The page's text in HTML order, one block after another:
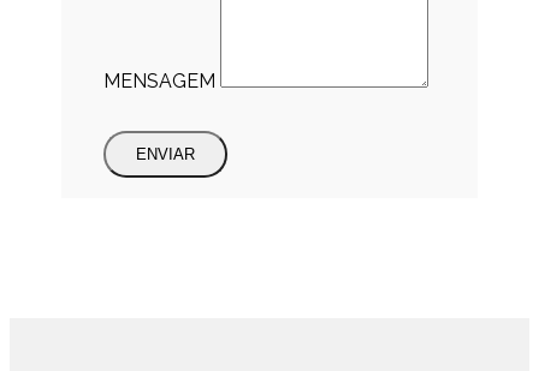
MENSAGEM
ENVIAR